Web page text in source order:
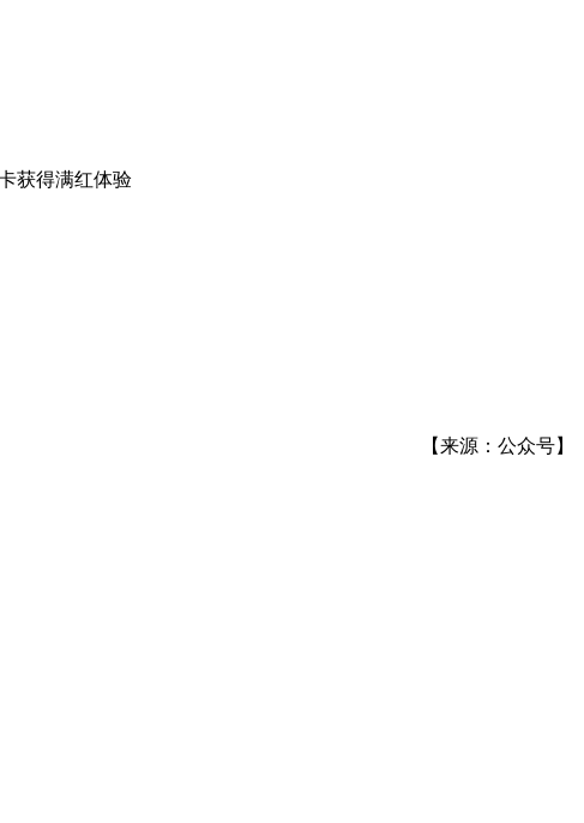
【来源：公众号】